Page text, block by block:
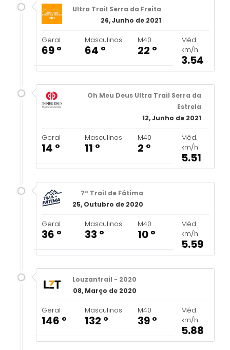
Ultra Trail Serra da Freita
26, Junho de 2021
Geral
69 º
Masculinos
64 º
M40
22 º
Méd.
km/h
3.54
Oh Meu Deus Ultra Trail Serra da
Estrela
12, Junho de 2021
Geral
14 º
Masculinos
11 º
M40
2 º
Méd.
km/h
5.51
7º Trail de Fátima
25, Outubro de 2020
Geral
36 º
Masculinos
33 º
M40
10 º
Méd.
km/h
5.59
Louzantrail - 2020
08, Março de 2020
Geral
146 º
Masculinos
132 º
M40
39 º
Méd.
km/h
5.88